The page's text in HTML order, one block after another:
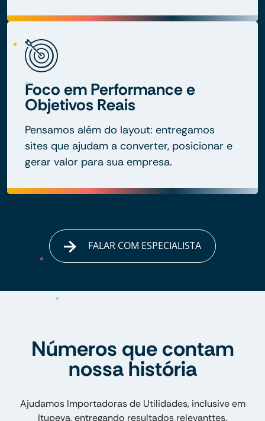
Foco em Performance e
Objetivos Reais
Pensamos além do layout: entregamos
sites que ajudam a converter, posicionar e
gerar valor para sua empresa.
FALAR COM ESPECIALISTA
Números que contam
nossa história
Ajudamos Importadoras de Utilidades, inclusive em
Itupeva, entregando resultados relevanttes.